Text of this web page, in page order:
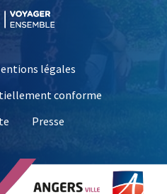
légales
conforme
Presse